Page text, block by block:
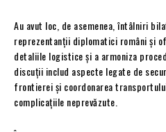
Au avut loc, de asemenea, întâlniri
reprezentanții diplomatici români și
detaliile logistice și a armoniza
discuții includ aspecte legate de
frontierei și coordonarea
complicațiile neprevăzute.